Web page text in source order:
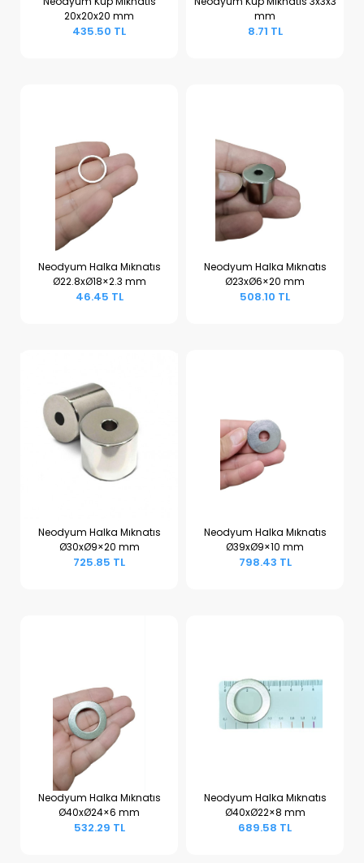
Sepete Ekle
20x20x20 mm
435.50 TL
Sepete Ekle
mm
8.71 TL
Sepete Ekle
Neodyum Halka Mıknatıs
Ø22.8xØ18×2.3 mm
46.45 TL
Sepete Ekle
Neodyum Halka Mıknatıs
Ø23xØ6×20 mm
508.10 TL
Sepete Ekle
Neodyum Halka Mıknatıs
Ø30xØ9×20 mm
725.85 TL
Sepete Ekle
Neodyum Halka Mıknatıs
Ø39xØ9×10 mm
798.43 TL
Sepete Ekle
Neodyum Halka Mıknatıs
Ø40xØ24×6 mm
532.29 TL
Sepete Ekle
Neodyum Halka Mıknatıs
Ø40xØ22×8 mm
689.58 TL